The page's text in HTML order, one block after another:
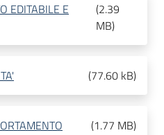
EDITABILE E
(2.39
MB)
(77.60 kB)
(1.77 MB)